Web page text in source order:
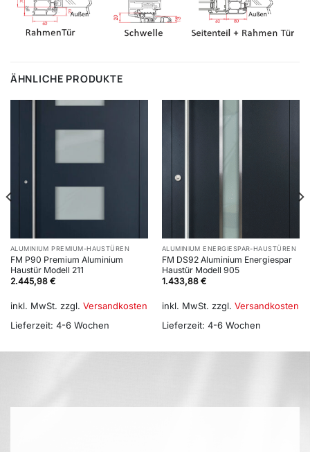
ÄHNLICHE PRODUKTE
ALUMINIUM PREMIUM-HAUSTÜREN
FM P90 Premium Aluminium
Haustür Modell 211
2.445,98 €
inkl. MwSt. zzgl. Versandkosten
Lieferzeit: 4-6 Wochen
ALUMINIUM ENERGIESPAR-HAUSTÜREN
FM DS92 Aluminium Energiespar
Haustür Modell 905
1.433,88 €
inkl. MwSt. zzgl. Versandkosten
Lieferzeit: 4-6 Wochen